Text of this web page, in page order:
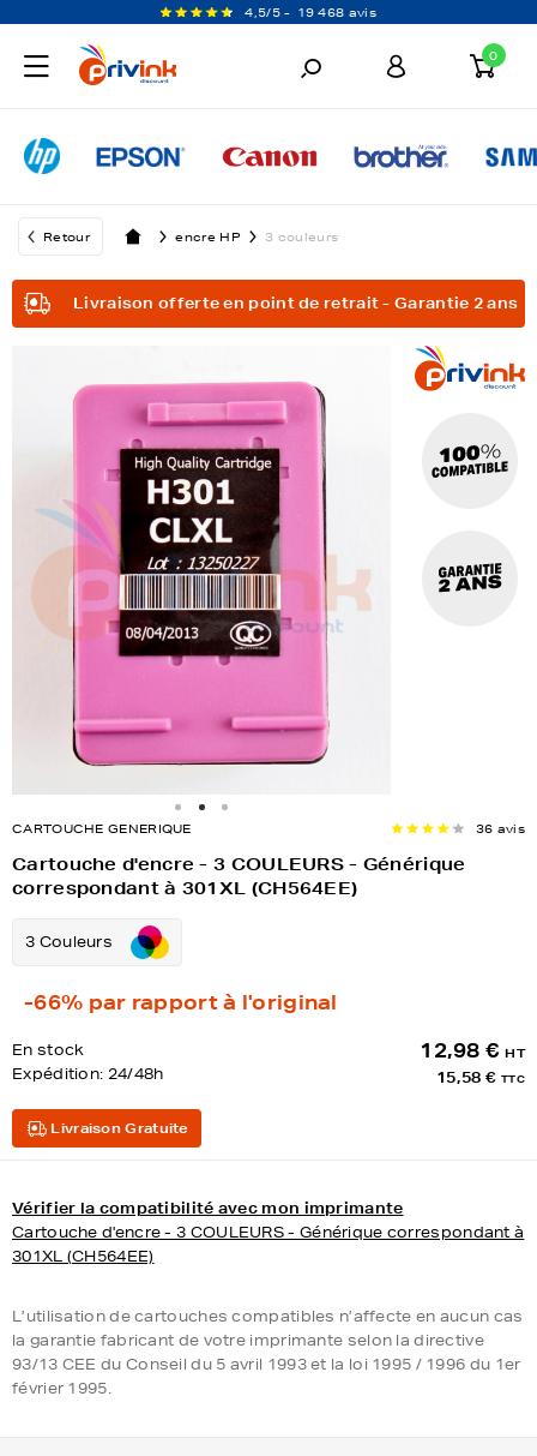
4,5/5 - 19 468 avis
0
Retour encre HP 3 couleurs
Livraison offerte en point de retrait - Garantie 2 ans
CARTOUCHE GENERIQUE 36 avis
Cartouche d'encre - 3 COULEURS - Générique
correspondant à 301XL (CH564EE)
3 Couleurs
-66% par rapport à l'original
En stock
Expédition: 24/48h
12,98 € HT
15,58 € TTC
Livraison Gratuite
Vérifier la compatibilité avec mon imprimante
Cartouche d'encre - 3 COULEURS - Générique correspondant à
301XL (CH564EE)
L’utilisation de cartouches compatibles n’affecte en aucun cas
la garantie fabricant de votre imprimante selon la directive
93/13 CEE du Conseil du 5 avril 1993 et la loi 1995 / 1996 du 1er
février 1995.